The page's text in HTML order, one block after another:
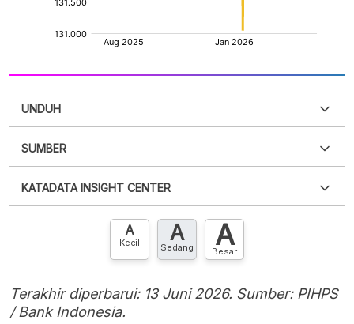
UNDUH
XLS
SUMBER
punya akun?Silakan Daftar sekarang
KATADATA INSIGHT CENTER
Hubungi sekarang »
A
Kecil A
Sedang A
Besar
Terakhir diperbarui: 13 Juni 2026. Sumber: PIHPS
/ Bank Indonesia.